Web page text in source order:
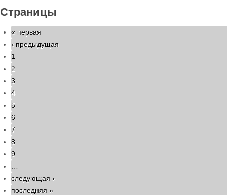
Страницы
« первая
‹ предыдущая
1
2
3
4
5
6
7
8
9
следующая ›
последняя »